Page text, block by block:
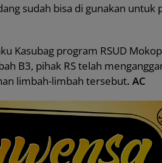
sudah bisa di gunakan
Kasubag program RSUD
B3, pihak RS telah
limbah-limbah tersebut. AC